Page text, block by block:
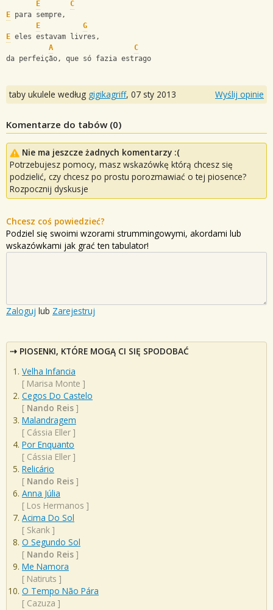
E
C
E para sempre,
E
G
E eles estavam livres,
A
C
da perfeição, que só fazia estrago
taby ukulele według gigikagriff, 07 sty 2013 Wyślij opinie
Komentarze do tabów (0)
Nie ma jeszcze żadnych komentarzy :(
Potrzebujesz pomocy, masz wskazówkę którą chcesz się
podzielić, czy chcesz po prostu porozmawiać o tej piosence?
Rozpocznij dyskusje
Chcesz coś powiedzieć?
Podziel się swoimi wzorami strummingowymi, akordami lub
wskazówkami jak grać ten tabulator!
Zaloguj lub Zarejestruj
PIOSENKI, KTÓRE MOGĄ CI SIĘ SPODOBAĆ
Velha Infancia
[ Marisa Monte ]
Cegos Do Castelo
[ Nando Reis ]
Malandragem
[ Cássia Eller ]
Por Enquanto
[ Cássia Eller ]
Relicário
[ Nando Reis ]
Anna Júlia
[ Los Hermanos ]
Acima Do Sol
[ Skank ]
O Segundo Sol
[ Nando Reis ]
Me Namora
[ Natiruts ]
O Tempo Não Pára
[ Cazuza ]